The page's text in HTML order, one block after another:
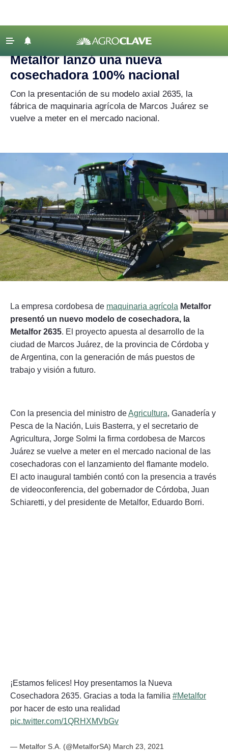
Agricultura
Lechería
Tecnología
Clima
Agronegocios
Mercados
Seguinos
‹ VOLVER
Agroclave Metalfor
Metalfor lanzó una nueva
cosechadora 100% nacional
Con la presentación de su modelo axial 2635, la
fábrica de maquinaria agrícola de Marcos Juárez se
vuelve a meter en el mercado nacional.
La empresa cordobesa de maquinaria agrícola Metalfor
presentó un nuevo modelo de cosechadora, la
Metalfor 2635. El proyecto apuesta al desarrollo de la
ciudad de Marcos Juárez, de la provincia de Córdoba y
de Argentina, con la generación de más puestos de
trabajo y visión a futuro.
Con la presencia del ministro deAgricultura, Ganadería y
Pesca de la Nación, Luis Basterra, y el secretario de
Agricultura, Jorge Solmi la firma cordobesa de Marcos
Juárez se vuelve a meter en el mercado nacional de las
cosechadoras con el lanzamiento del flamante modelo.
El acto inaugural también contó con la presencia a través
de videoconferencia, del gobernador de Córdoba, Juan
Schiaretti, y del presidente de Metalfor, Eduardo Borri.
¡Estamos felices! Hoy presentamos la Nueva
Cosechadora 2635. Gracias a toda la familia #Metalfor
por hacer de esto una realidad
pic.twitter.com/1QRHXMVbGv
— Metalfor S.A. (@MetalforSA) March 23, 2021